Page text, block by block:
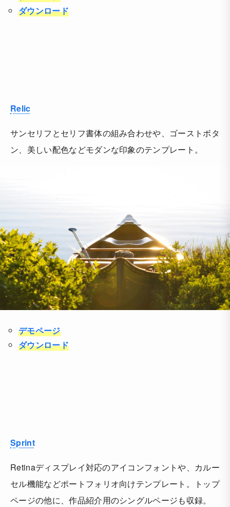
ダウンロード
Relic
サンセリフとセリフ書体の組み合わせや、ゴーストボタ
ン、美しい配色などモダンな印象のテンプレート。
デモページ
ダウンロード
Sprint
Retinaディスプレイ対応のアイコンフォントや、カルー
セル機能などポートフォリオ向けテンプレート。トップ
ページの他に、作品紹介用のシングルページも収録。